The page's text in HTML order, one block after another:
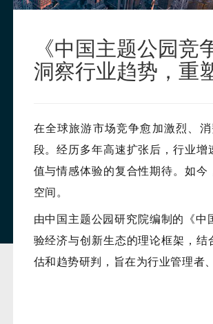
《中国主题公园
洞察行业趋势，重
在全球旅游市场竞争愈加激烈、
段。经历多年高速扩张后，行业
值与情感体验的复合性期待。如
空间。
由中国主题公园研究院编制的《中
验经济与创新生态的理论框架，
估和趋势研判，旨在为行业管理者